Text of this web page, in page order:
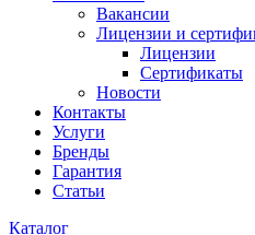
Вакансии
Лицензии и
Лицензии
Сертификаты
Новости
Контакты
Услуги
Бренды
Гарантия
Статьи
Каталог